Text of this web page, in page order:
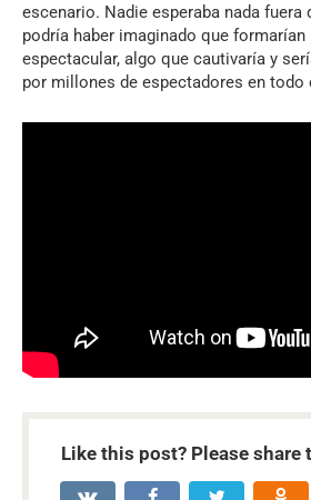
escenario. Nadie esperaba nada fuera
podría haber imaginado que
espectacular, algo que cautivaría y
por millones de espectadores en todo
Like this post? Please share